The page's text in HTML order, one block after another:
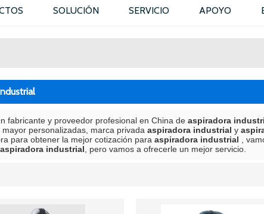
SOLUCIÓN SERVICIO APOYO
fabricante y proveedor profesional en China de aspiradora
personalizadas, marca privada aspiradora industrial y
para obtener la mejor cotización para aspiradora industrial ,
aspiradora industrial , pero vamos a ofrecerle un mejor servicio.